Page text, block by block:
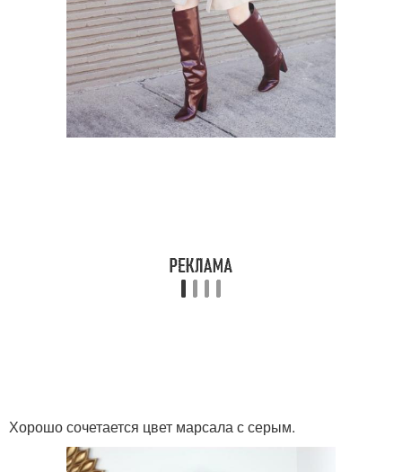
Хорошо сочетается цвет марсала с серым.